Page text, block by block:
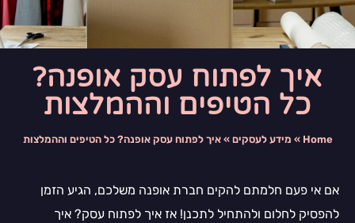
איך לפתוח עסק אופנה?
כל הטיפים וההמלצות
Home
» מידע לעסקים »איך לפתוח עסק אופנה? כל הטיפים וההמלצות
אם אי פעם חלמתם להקים חברת אופנה משלכם, הגיע הזמן
להפסיק לחלום ולהתחיל לתכנן! אז איך לפתוח עסק? איך